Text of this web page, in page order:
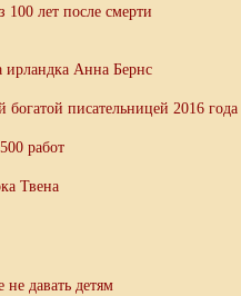
лет после смерти
Анна Бернс
писательницей 2016 года
работ
Твена
давать детям